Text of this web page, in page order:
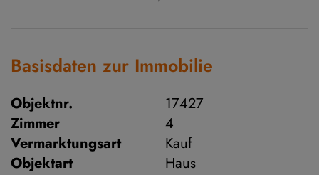
Basisdaten zur Immobilie
Objektnr.
17427
Zimmer
4
Vermarktungsart
Kauf
Objektart
Haus